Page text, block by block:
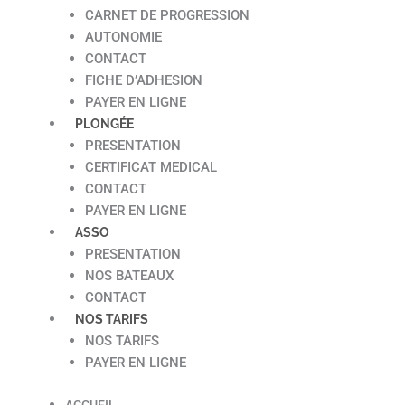
CARNET DE PROGRESSION
AUTONOMIE
CONTACT
FICHE D’ADHESION
PAYER EN LIGNE
PLONGÉE
PRESENTATION
CERTIFICAT MEDICAL
CONTACT
PAYER EN LIGNE
ASSO
PRESENTATION
NOS BATEAUX
CONTACT
NOS TARIFS
NOS TARIFS
PAYER EN LIGNE